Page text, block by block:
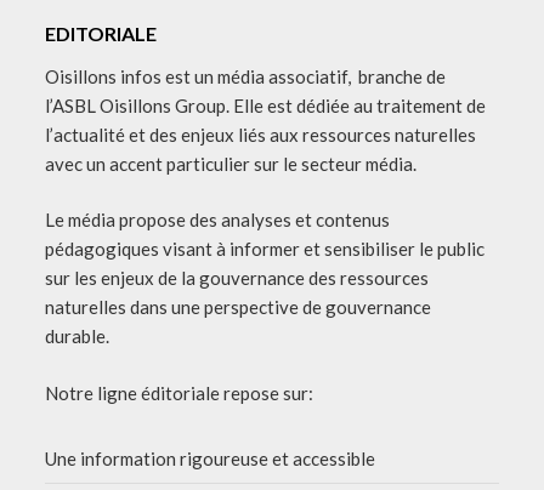
EDITORIALE
Oisillons infos est un média associatif, branche de
l’ASBL Oisillons Group. Elle est dédiée au traitement de
l’actualité et des enjeux liés aux ressources naturelles
avec un accent particulier sur le secteur média.
Le média propose des analyses et contenus
pédagogiques visant à informer et sensibiliser le public
sur les enjeux de la gouvernance des ressources
naturelles dans une perspective de gouvernance
durable.
Notre ligne éditoriale repose sur:
Une information rigoureuse et accessible